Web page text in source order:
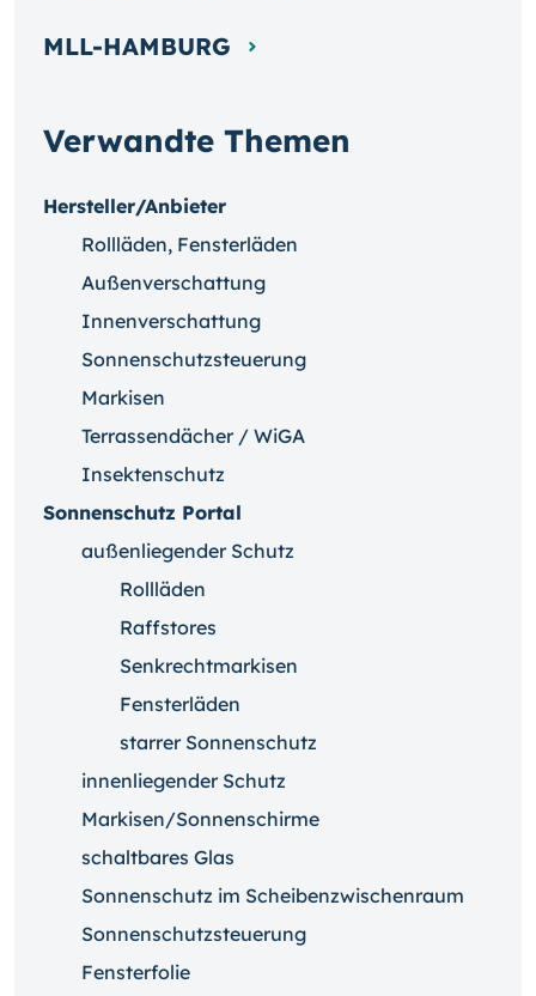
Verwandte Themen
Hersteller/Anbieter
Rollläden, Fensterläden
Außenverschattung
Innenverschattung
Sonnenschutzsteuerung
Markisen
Terrassendächer / WiGA
Insektenschutz
Sonnenschutz Portal
außenliegender Schutz
Rollläden
Raffstores
Senkrechtmarkisen
Fensterläden
starrer Sonnenschutz
innenliegender Schutz
Markisen/Sonnenschirme
schaltbares Glas
Sonnenschutz im Scheibenzwischenraum
Sonnenschutzsteuerung
Fensterfolie
MLL-HAMBURG